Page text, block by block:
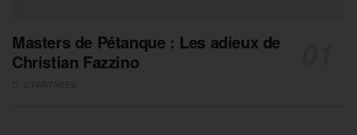
Masters de Pétanque : Les adieux de
Christian Fazzino